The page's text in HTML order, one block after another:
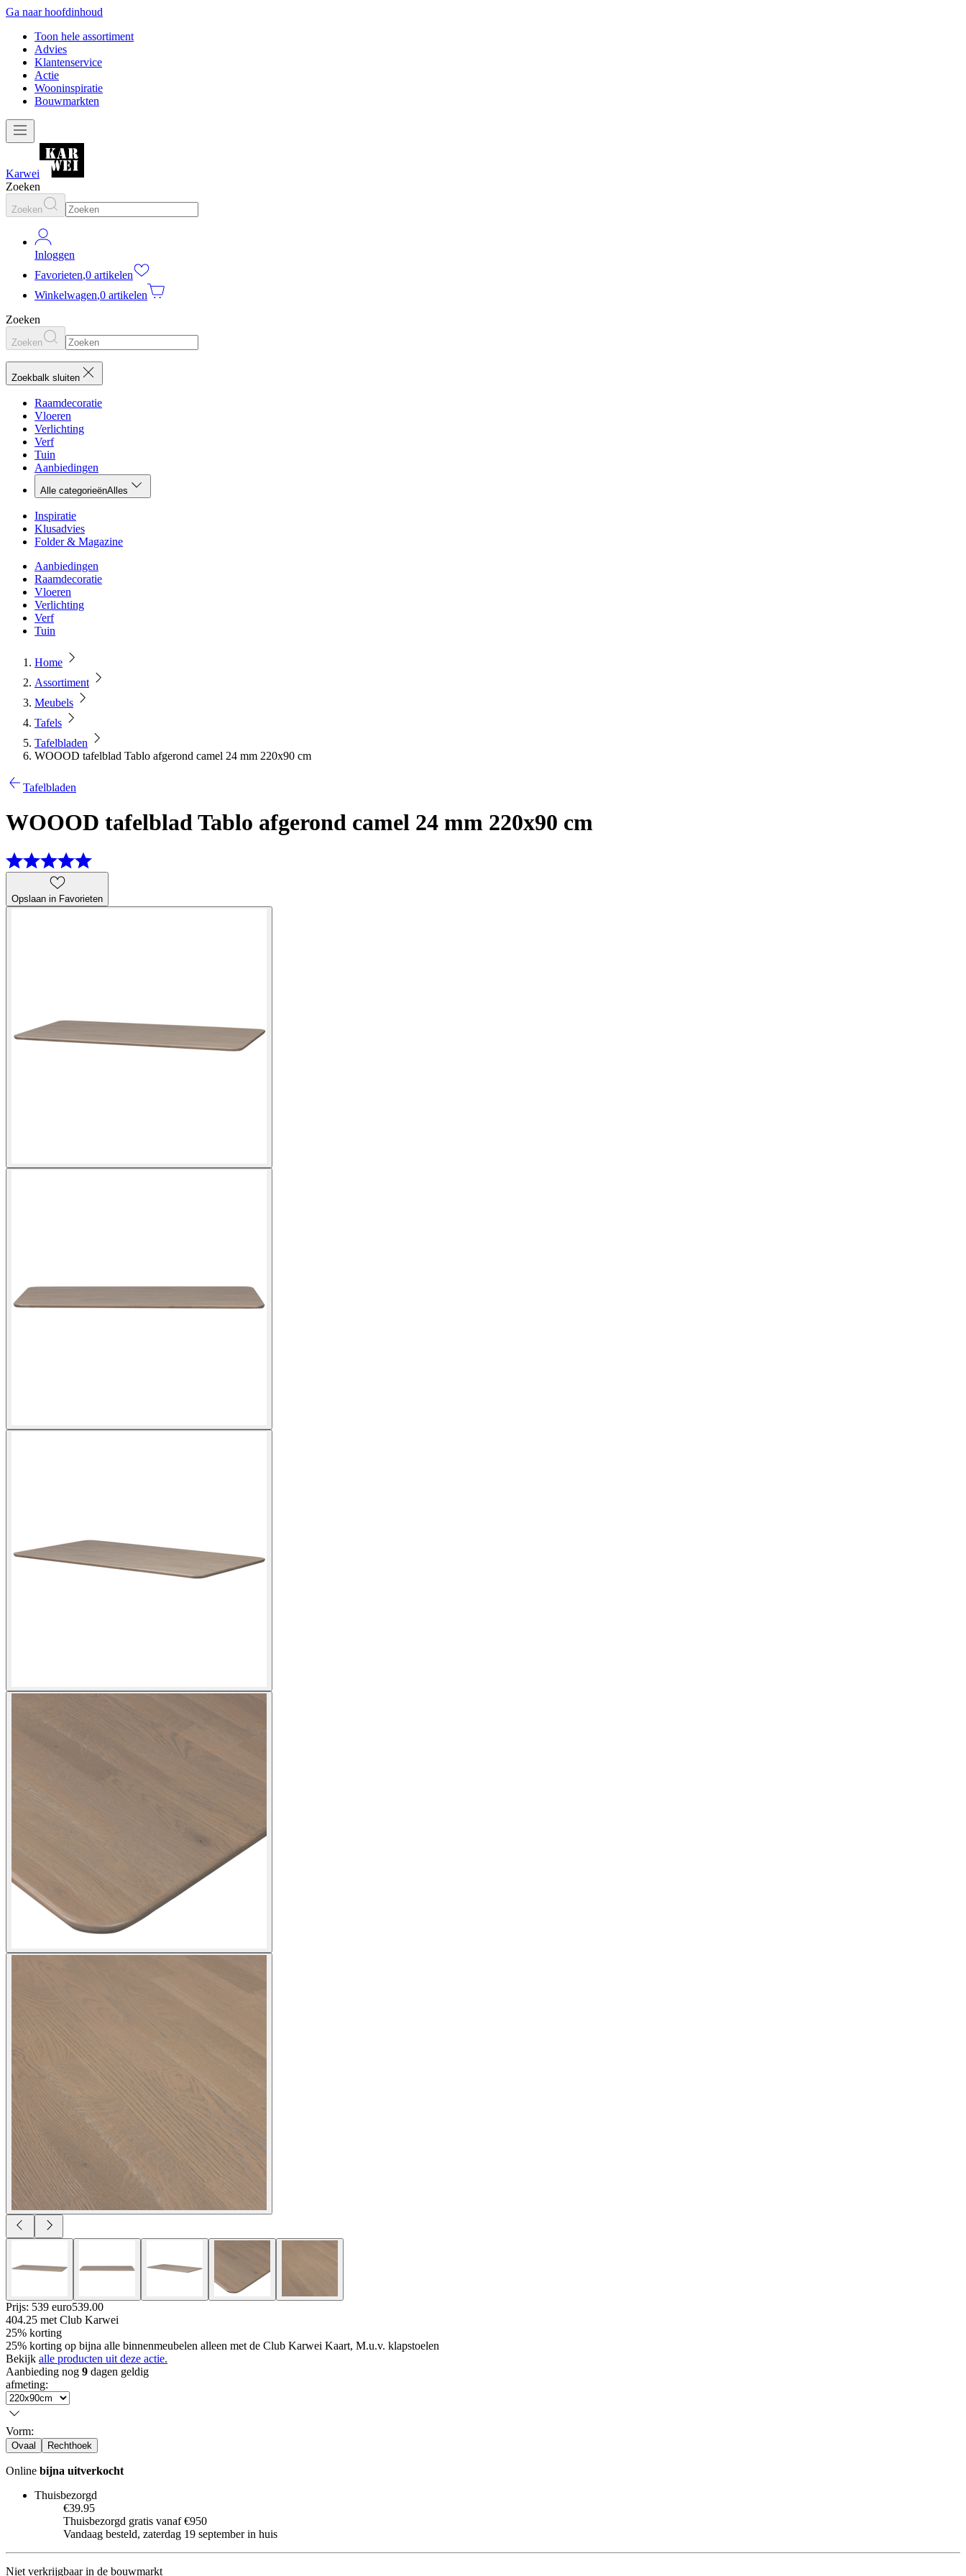
Ga naar hoofdinhoud
Toon hele assortiment
Advies
Klantenservice
Actie
Wooninspiratie
Bouwmarkten
Karwei
Zoeken
Zoeken
Inloggen
Favorieten,0 artikelen
Winkelwagen,0 artikelen
Zoeken
Zoeken
Zoekbalk sluiten
Raamdecoratie
Vloeren
Verlichting
Verf
Tuin
Aanbiedingen
Alle categorieënAlles
Inspiratie
Klusadvies
Folder & Magazine
Aanbiedingen
Raamdecoratie
Vloeren
Verlichting
Verf
Tuin
Home
Assortiment
Meubels
Tafels
Tafelbladen
WOOOD tafelblad Tablo afgerond camel 24 mm 220x90 cm
Tafelbladen
WOOOD tafelblad Tablo afgerond camel 24 mm 220x90 cm
Opslaan in Favorieten
Prijs: 539 euro539.00
404.25 met Club Karwei
25% korting
25% korting op bijna alle binnenmeubelen alleen met de Club Karwei Kaart, M.u.v. klapstoelen
Bekijk alle producten uit deze actie.
Aanbieding nog 9 dagen geldig
afmeting:
Vorm:
Ovaal Rechthoek
Online bijna uitverkocht
Thuisbezorgd
€39.95
Thuisbezorgd gratis vanaf €950
Vandaag besteld, zaterdag 19 september in huis
Niet verkrijgbaar in de bouwmarkt